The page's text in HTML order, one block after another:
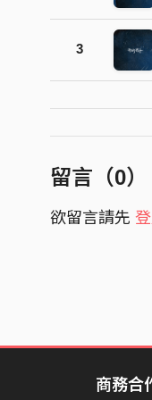
3
留言（0）
欲留言請先
商務合